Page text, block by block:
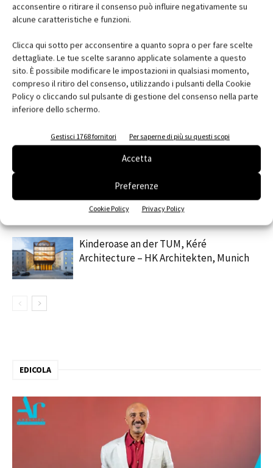
acconsentire o ritirare il consenso può influire negativamente su
alcune caratteristiche e funzioni.
Clicca qui sotto per acconsentire a quanto sopra o per fare scelte
dettagliate. Le tue scelte saranno applicate solamente a questo
sito. È possibile modificare le impostazioni in qualsiasi momento,
compreso il ritiro del consenso, utilizzando i pulsanti della Cookie
Policy o cliccando sul pulsante di gestione del consenso nella parte
inferiore dello schermo.
Gestisci 1768 fornitori Per saperne di più su questi scopi
Accetta
Preferenze
Cookie Policy Privacy Policy
Facebook Twitter Pinterest
RELATED ARTICLES MORE FROM AUTHOR
Mimarlik, Manisa, Turchia
Nido d’infanzia, Mazzei Architects,
Montereale Valcellina (PN)
Kinderoase an der TUM, Kéré
Architecture – HK Architekten, Munich
EDICOLA